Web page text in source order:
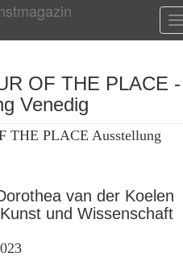
OF THE PLACE -
Venedig
van der Koelen
und Wissenschaft